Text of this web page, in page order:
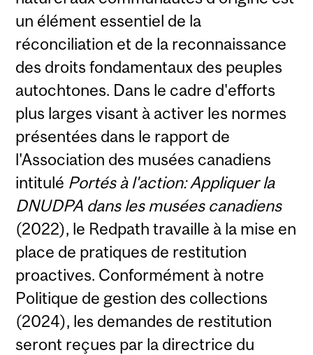
un élément essentiel de la
réconciliation et de la reconnaissance
des droits fondamentaux des peuples
autochtones. Dans le cadre d'efforts
plus larges visant à activer les normes
présentées dans le rapport de
l'Association des musées canadiens
intitulé Portés à l'action: Appliquer la
DNUDPA dans les musées canadiens
(2022), le Redpath travaille à la mise en
place de pratiques de restitution
proactives. Conformément à notre
Politique de gestion des collections
(2024), les demandes de restitution
seront reçues par la directrice du